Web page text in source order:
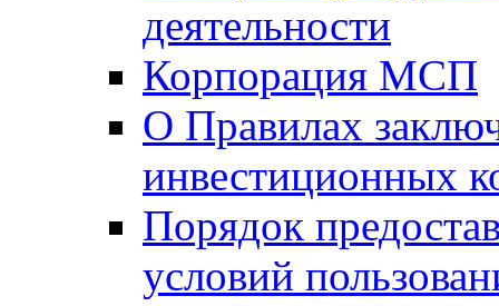
деятельности
Корпорация МСП
О Правилах
инвестиционных
Порядок
условий